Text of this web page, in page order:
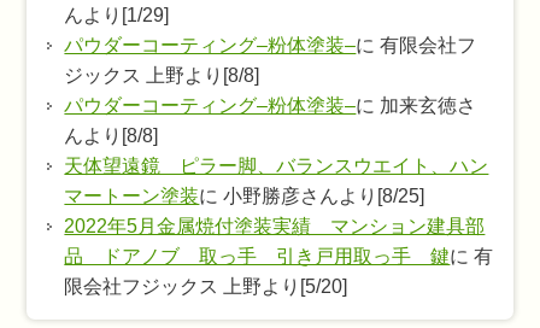
んより[1/29]
パウダーコーティング–粉体塗装–に 有限会社フ
ジックス 上野より[8/8]
パウダーコーティング–粉体塗装–に 加来玄徳さ
んより[8/8]
天体望遠鏡 ピラー脚、バランスウエイト、ハン
マートーン塗装に 小野勝彦さんより[8/25]
2022年5月金属焼付塗装実績 マンション建具部
品 ドアノブ 取っ手 引き戸用取っ手 鍵に 有
限会社フジックス 上野より[5/20]